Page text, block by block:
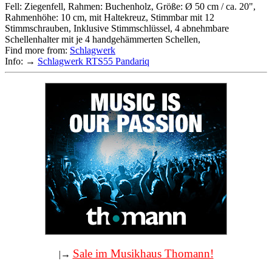
Fell: Ziegenfell, Rahmen: Buchenholz, Größe: Ø 50 cm / ca. 20",
Rahmenhöhe: 10 cm, mit Haltekreuz, Stimmbar mit 12
Stimmschrauben, Inklusive Stimmschlüssel, 4 abnehmbare
Schellenhalter mit je 4 handgehämmerten Schellen,
Find more from: Schlagwerk
Info: → Schlagwerk RTS55 Pandariq
|→ Sale im Musikhaus Thomann!